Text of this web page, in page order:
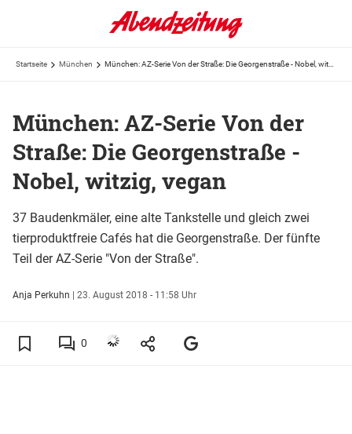
Startseite München
München: AZ-Serie Von der
Straße: Die Georgenstraße -
Nobel, witzig, vegan
37 Baudenkmäler, eine alte Tankstelle und gleich zwei
tierproduktfreie Cafés hat die Georgenstraße. Der fünfte
Teil der AZ-Serie "Von der Straße".
Anja Perkuhn | 23. August 2018 - 11:58 Uhr
0